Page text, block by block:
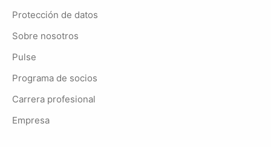
Protección de datos
Sobre nosotros
Pulse
Programa de socios
Carrera profesional
Empresa